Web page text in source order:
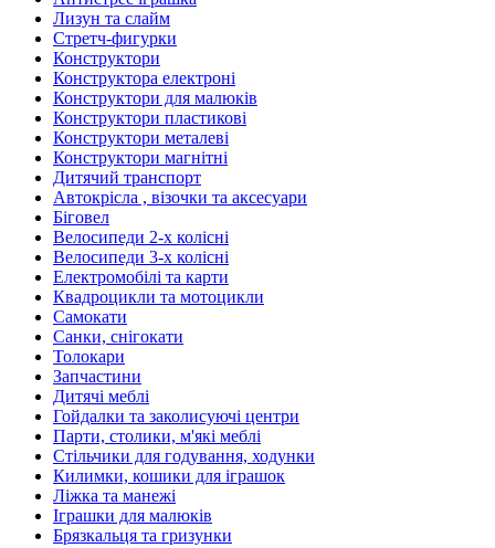
Лизун та слайм
Стретч-фигурки
Конструктори
Конструктора електроні
Конструктори для малюків
Конструктори пластикові
Конструктори металеві
Конструктори магнітні
Дитячий транспорт
Автокрісла , візочки та аксесуари
Біговел
Велосипеди 2-х колісні
Велосипеди 3-х колісні
Електромобілі та карти
Квадроцикли та мотоцикли
Самокати
Санки, снігокати
Толокари
Запчастини
Дитячі меблі
Гойдалки та заколисуючі центри
Парти, столики, м'які меблі
Стільчики для годування, ходунки
Килимки, кошики для іграшок
Ліжка та манежі
Іграшки для малюків
Брязкальця та гризунки